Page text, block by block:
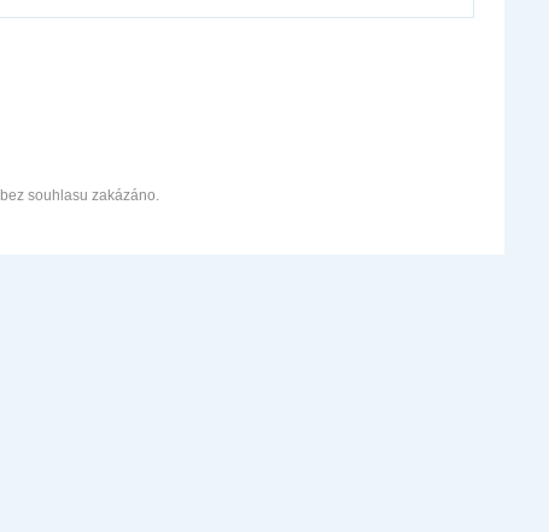
souhlasu zakázáno.